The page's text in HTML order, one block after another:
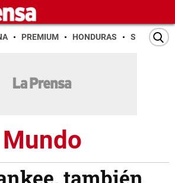
PREMIUM HONDURAS SAN PEDRO
Mundo
también